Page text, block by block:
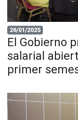
26/01/2025
El Gobierno
salarial
primer